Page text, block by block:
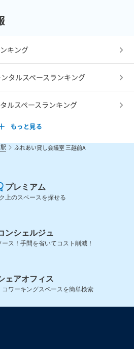
キング
タルスペースランキング
ルスペースランキング
もっと見る
ふれあい貸し会議室 三越前A
プレミアム
上のスペースを探せる
ンシェルジュ
ス！手間を省いてコスト削減！
ェアオフィス
ワーキングスペースを簡単検索